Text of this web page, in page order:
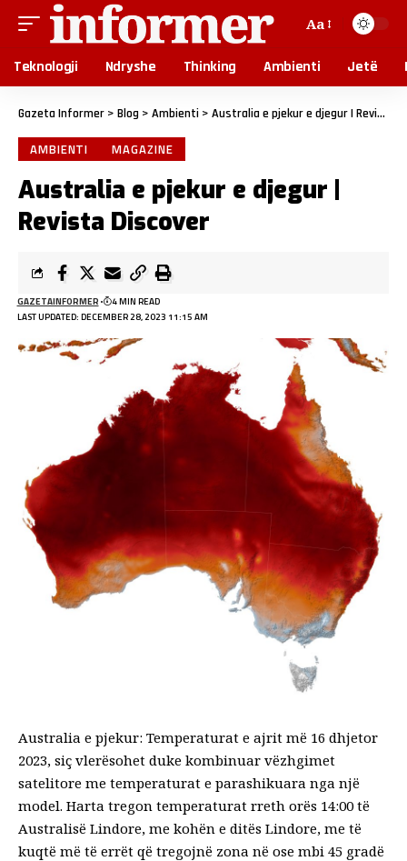
Aa
Teknologji Ndryshe Thinking Ambienti Jetë
Gazeta Informer > Blog > Ambienti > Australia e pjekur e djegur | Revista Discover
AMBIENTI MAGAZINE
Australia e pjekur e djegur |
Revista Discover
LAST UPDATED: DECEMBER 28, 2023 11:15 AM
GAZETAINFORMER 4 MIN READ
Australia e pjekur: Temperaturat e ajrit më 16 dhjetor
2023, siç vlerësohet duke kombinuar vëzhgimet
satelitore me temperaturat e parashikuara nga një
model. Harta tregon temperaturat rreth orës 14:00 të
Australisë Lindore, me kohën e ditës Lindore, me të
kuqtë më të errët që tregojnë zona në ose mbi 45 gradë